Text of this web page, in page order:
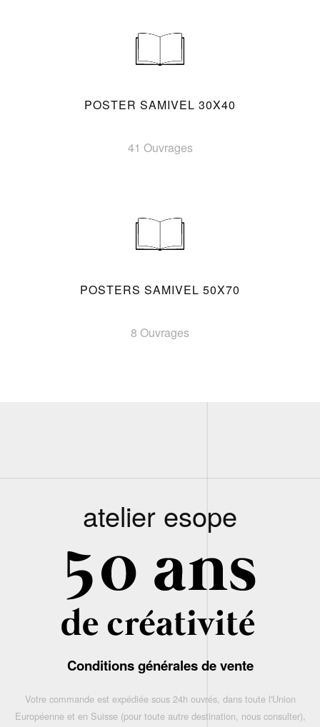
POSTER SAMIVEL 30X40
41 Ouvrages
POSTERS SAMIVEL 50X70
8 Ouvrages
atelier esope
Conditions générales de vente
Votre commande est expédiée sous 24h ouvrés, dans toute l'Union
Européenne et en Suisse (pour toute autre destination, nous consulter),